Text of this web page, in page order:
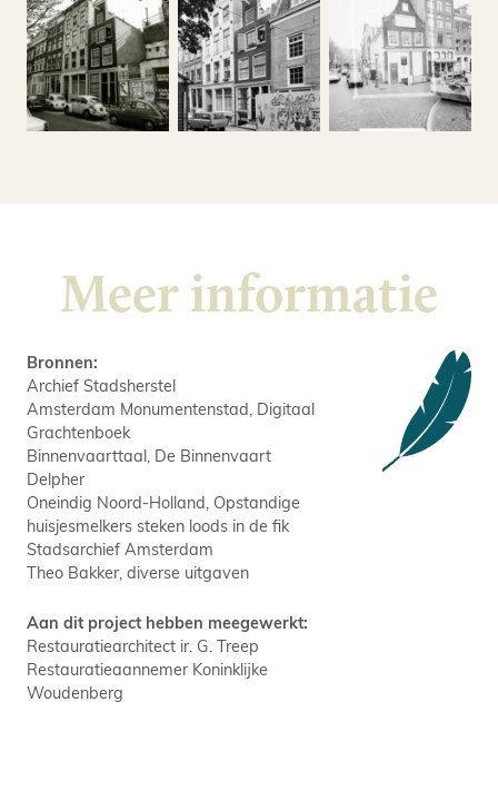
Meer informatie
Bronnen:
Archief Stadsherstel
Amsterdam Monumentenstad, Digitaal
Grachtenboek
Binnenvaarttaal, De Binnenvaart
Delpher
Oneindig Noord-Holland, Opstandige
huisjesmelkers steken loods in de fik
Stadsarchief Amsterdam
Theo Bakker, diverse uitgaven
Aan dit project hebben meegewerkt:
Restauratiearchitect ir. G. Treep
Restauratieaannemer Koninklijke
Woudenberg